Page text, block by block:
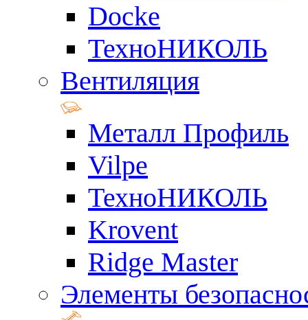
Docke
ТехноНИКОЛЬ
Вентиляция
Металл Профиль
Vilpe
ТехноНИКОЛЬ
Krovent
Ridge Master
Элементы